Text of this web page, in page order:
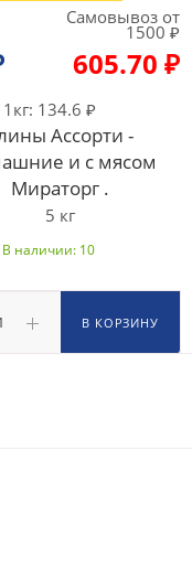
Самовывоз от
1500 ₽
605.70 ₽
134.6 ₽
Ассорти -
и с мясом
Мираторг .
5 кг
В наличии: 10
В КОРЗИНУ